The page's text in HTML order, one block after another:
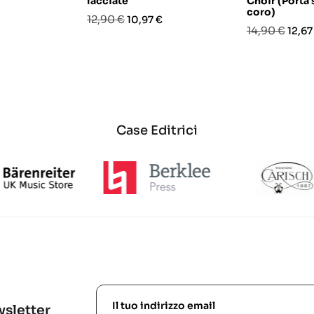
Prezzo
12,90 €Prezzo
10,97 €
coro)
Prezzo
14,90 €
Case Editrici